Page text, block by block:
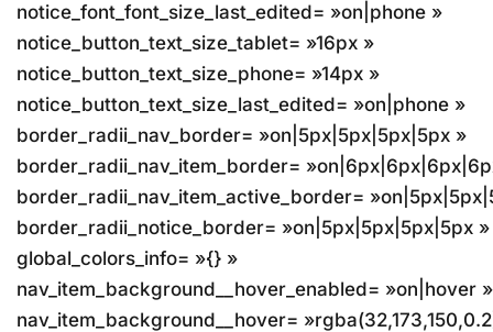
notice_font_font_size_last_edited= »on|phone »
notice_button_text_size_tablet= »16px »
notice_button_text_size_phone= »14px »
notice_button_text_size_last_edited= »on|phone »
border_radii_nav_border= »on|5px|5px|5px|5px »
border_radii_nav_item_border=
border_radii_nav_item_active_border=
border_radii_notice_border= »on|5px|5px|5px|5px »
global_colors_info= »{} »
nav_item_background__hover_enabled= »on|hover »
nav_item_background__hover=